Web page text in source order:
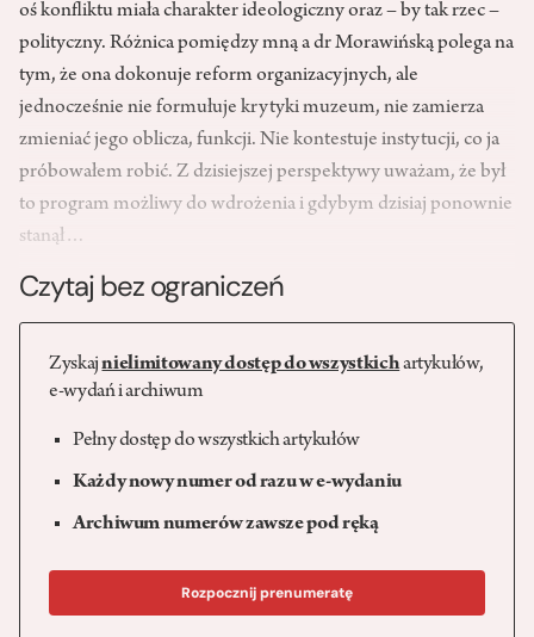
oś konfliktu miała charakter ideologiczny oraz – by tak rzec –
polityczny. Różnica pomiędzy mną a dr Morawińską polega na
tym, że ona dokonuje reform organizacyjnych, ale
jednocześnie nie formułuje krytyki muzeum, nie zamierza
zmieniać jego oblicza, funkcji. Nie kontestuje instytucji, co ja
próbowałem robić. Z dzisiejszej perspektywy uważam, że był
to program możliwy do wdrożenia i gdybym dzisiaj ponownie
stanął…
Czytaj bez ograniczeń
Zyskajnielimitowany dostęp do wszystkichartykułów,
e-wydań i archiwum
Pełny dostęp do wszystkich artykułów
Każdy nowy numer od razu w e-wydaniu
Archiwum numerów zawsze pod ręką
Rozpocznij prenumeratę